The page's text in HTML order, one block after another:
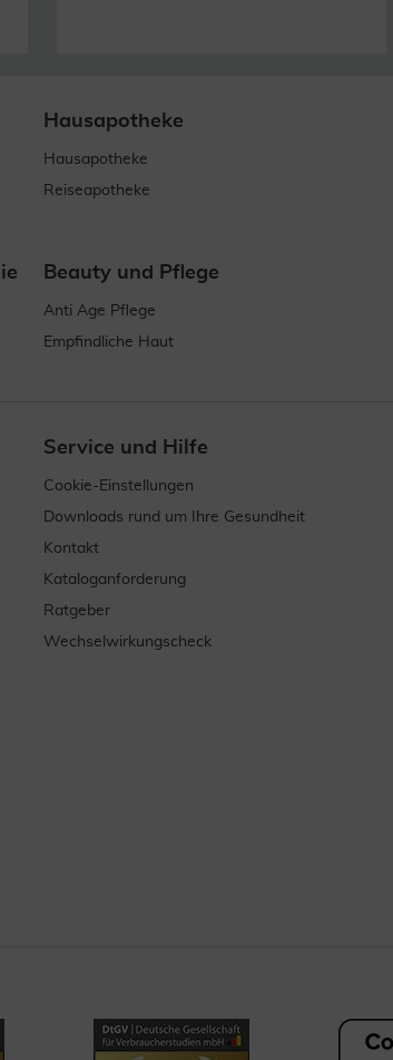
Hausapotheke
Hausapotheke
Reiseapotheke
Beauty und Pflege
Anti Age Pflege
Empfindliche Haut
Service und Hilfe
Cookie-Einstellungen
Downloads rund um Ihre Gesundheit
Kontakt
Kataloganforderung
Ratgeber
Wechselwirkungscheck